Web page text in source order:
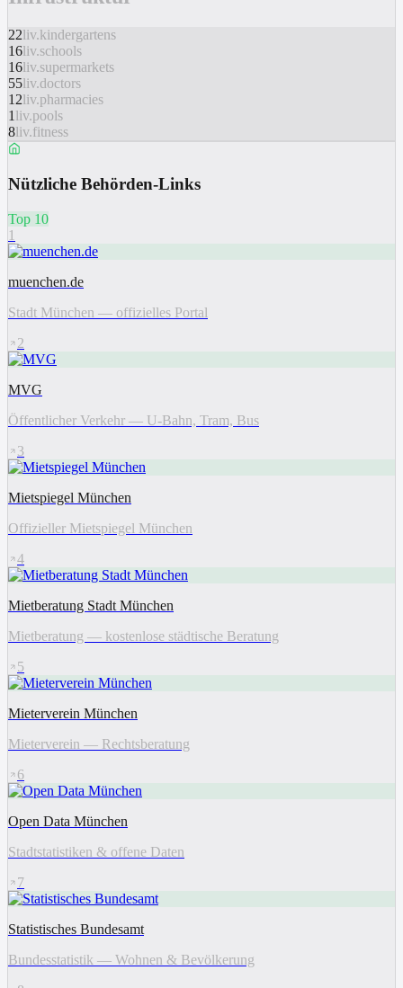
22liv.kindergartens
16liv.schools
16liv.supermarkets
55liv.doctors
12liv.pharmacies
1 liv.pools
8liv.fitness
Nützliche Behörden-Links
Top 10
1
muenchen.de
Stadt München — offizielles Portal
2
MVG
Öffentlicher Verkehr — U-Bahn, Tram, Bus
3
Mietspiegel München
Offizieller Mietspiegel München
4
Mietberatung Stadt München
Mietberatung — kostenlose städtische Beratung
5
Mieterverein München
Mieterverein — Rechtsberatung
6
Open Data München
Stadtstatistiken & offene Daten
7
Statistisches Bundesamt
Bundesstatistik — Wohnen & Bevölkerung